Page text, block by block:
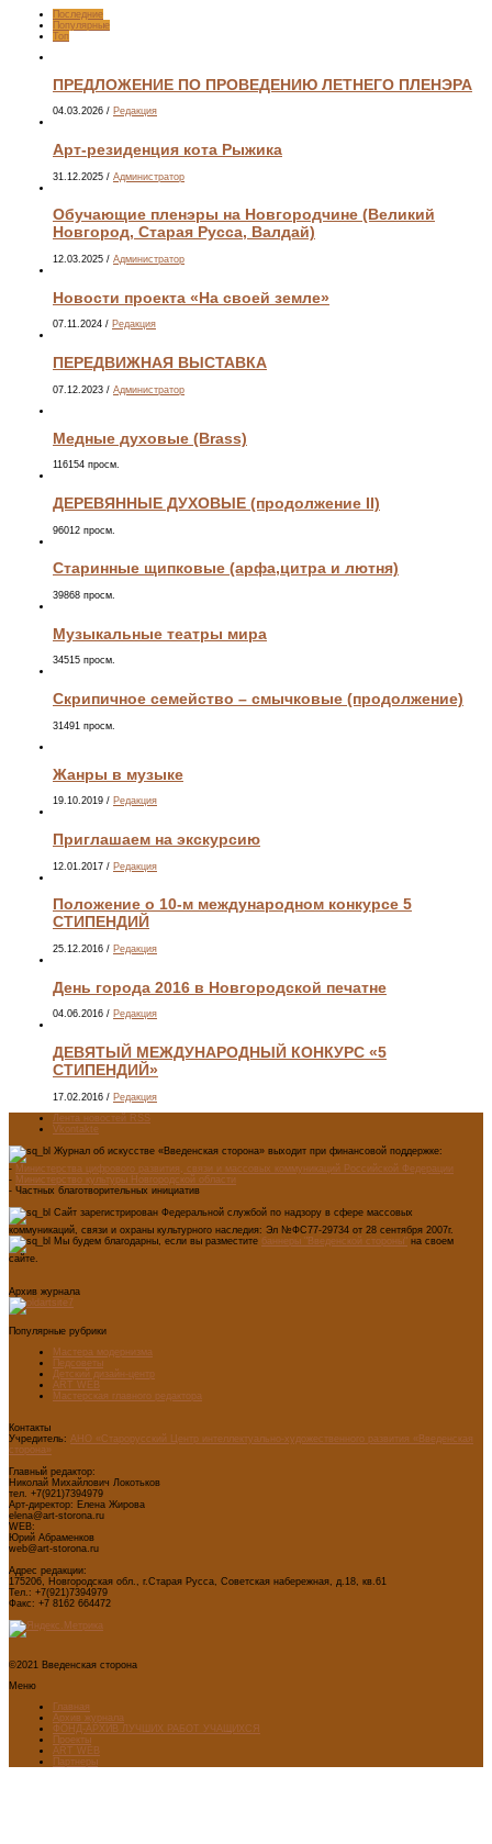
Последние
Популярные
Топ
ПРЕДЛОЖЕНИЕ ПО ПРОВЕДЕНИЮ ЛЕТНЕГО ПЛЕНЭРА
04.03.2026 / Редакция
Арт-резиденция кота Рыжика
31.12.2025 / Администратор
Обучающие пленэры на Новгородчине (Великий
Новгород, Старая Русса, Валдай)
12.03.2025 / Администратор
Новости проекта «На своей земле»
07.11.2024 / Редакция
ПЕРЕДВИЖНАЯ ВЫСТАВКА
07.12.2023 / Администратор
Медные духовые (Brass)
116154 просм.
ДЕРЕВЯННЫЕ ДУХОВЫЕ (продолжение II)
96012 просм.
Старинные щипковые (арфа,цитра и лютня)
39868 просм.
Музыкальные театры мира
34515 просм.
Скрипичное семейство – смычковые (продолжение)
31491 просм.
Жанры в музыке
19.10.2019 / Редакция
Приглашаем на экскурсию
12.01.2017 / Редакция
Положение о 10-м международном конкурсе 5
СТИПЕНДИЙ
25.12.2016 / Редакция
День города 2016 в Новгородской печатне
04.06.2016 / Редакция
ДЕВЯТЫЙ МЕЖДУНАРОДНЫЙ КОНКУРС «5
СТИПЕНДИЙ»
17.02.2016 / Редакция
Лента новостей RSS
Vkontakte
Журнал об искусстве «Введенская сторона» выходит при финансовой поддержке:
- Министерства цифрового развития, связи и массовых коммуникаций Российской Федерации
- Министерство культуры Новгородской области
- Частных благотворительных инициатив
Сайт зарегистрирован Федеральной службой по надзору в сфере массовых
коммуникаций, связи и охраны культурного наследия: Эл №ФС77-29734 от 28 сентября 2007г.
Мы будем благодарны, если вы разместите баннеры "Введенской стороны" на своем
сайте.
Архив журнала
Популярные рубрики
Мастера модернизма
Педсоветы
Детский дизайн-центр
ART WEB
Мастерская главного редактора
Контакты
Учредитель: АНО «Старорусский Центр интеллектуально-художественного развития «Введенская
сторона»
Главный редактор:
Николай Михайлович Локотьков
тел. +7(921)7394979
Арт-директор: Елена Жирова
elena@art-storona.ru
WEB:
Юрий Абраменков
web@art-storona.ru
Адрес редакции:
175206, Новгородская обл., г.Старая Русса, Советская набережная, д.18, кв.61
Тел.: +7(921)7394979
Факс: +7 8162 664472
©2021 Введенская сторона
Меню
Главная
Архив журнала
ФОНД-АРХИВ ЛУЧШИХ РАБОТ УЧАЩИХСЯ
Проекты
ART WEB
Партнеры